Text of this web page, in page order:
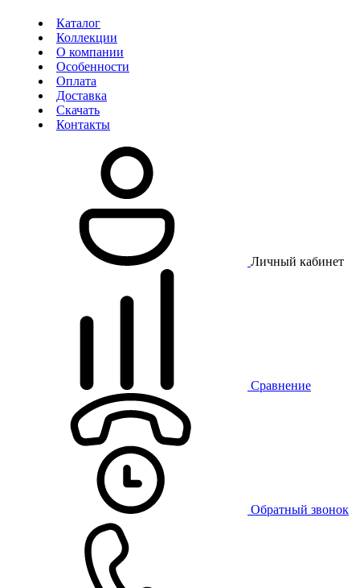
Каталог
Коллекции
О компании
Особенности
Оплата
Доставка
Скачать
Контакты
Личный кабинет
Сравнение
Обратный звонок